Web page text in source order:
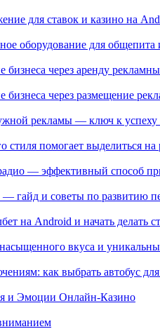
для ставок и казино на
оборудование для
через аренду
через размещение
рекламы — ключ к успеху
стиля помогает выделиться
— эффективный способ
гайд и советы по развитию
на Android и начать делать
вкуса и
как выбрать автобус
и Эмоции Онлайн-Казино